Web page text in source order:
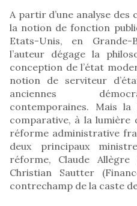
A partir d’une analyse des
la notion de fonction
Etats-Unis, en
l’auteur dégage la
conception de l’état
notion de serviteur
anciennes
contemporaines. Mais
comparative, à la lumière
réforme administrative
deux principaux
réforme, Claude
Christian Sautter
contrechamp de la caste